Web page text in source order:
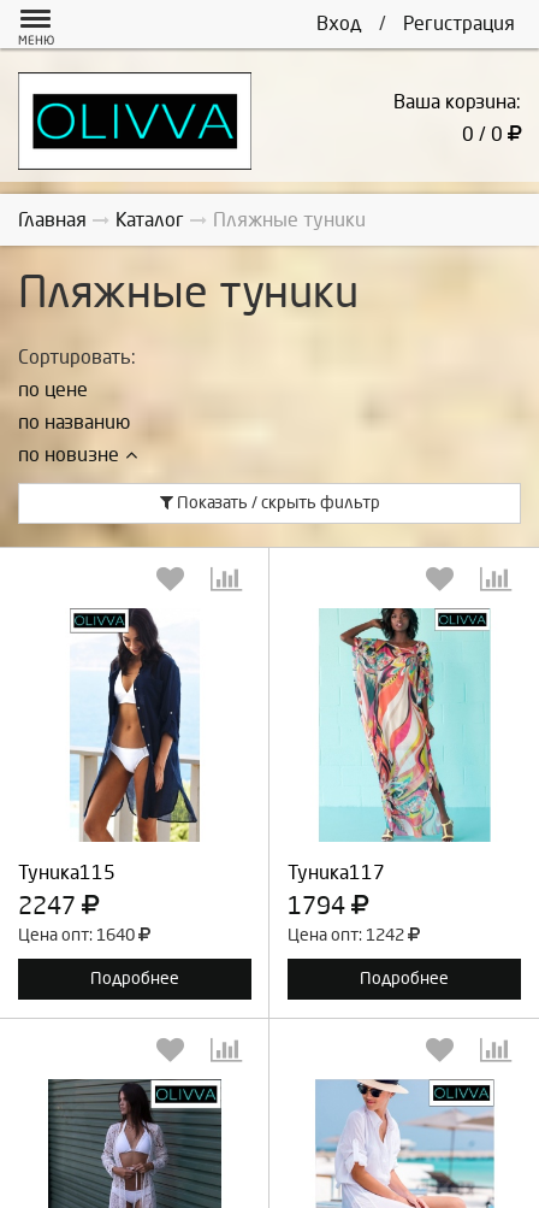
Вход / Регистрация
МЕНЮ
Ваша корзина:
0 / 0
Главная Каталог Пляжные туники
Пляжные туники
Сортировать:
по цене
по названию
по новизне
Показать / скрыть фильтр
Туника115
2247
Цена опт: 1640
Подробнее
Выберите количество:
Продолжить Отмена
Туника117
1794
Цена опт: 1242
Подробнее
Выберите количество:
Продолжить Отмена
Выберите количество: Выберите количество: